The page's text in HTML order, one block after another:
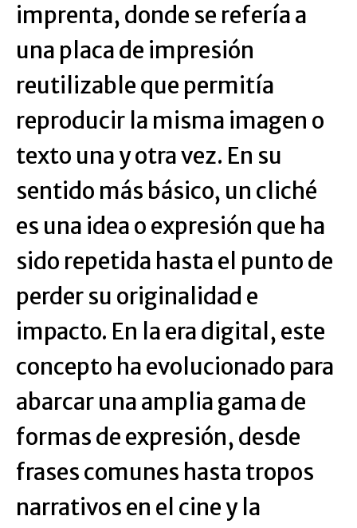
imprenta, donde se refería a
una placa de impresión
reutilizable que permitía
reproducir la misma imagen o
texto una y otra vez. En su
sentido más básico, un cliché
es una idea o expresión que ha
sido repetida hasta el punto de
perder su originalidad e
impacto. En la era digital, este
concepto ha evolucionado para
abarcar una amplia gama de
formas de expresión, desde
frases comunes hasta tropos
narrativos en el cine y la